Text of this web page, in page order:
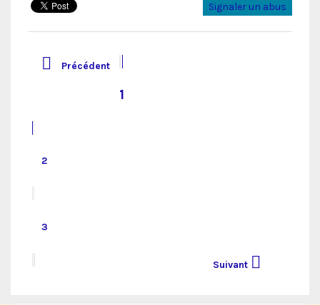
Signaler un abus
 Précédent
1
2
3
Suivant 